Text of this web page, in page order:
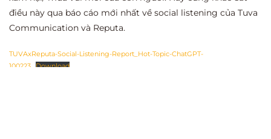
điều này qua báo cáo mới nhất về social listening của Tuva
Communication và Reputa.
TUVAxReputa-Social-Listening-Report_Hot-Topic-ChatGPT-
100223 Download